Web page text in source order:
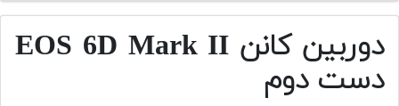
دوربین کانن EOS 6D Mark II
دست دوم